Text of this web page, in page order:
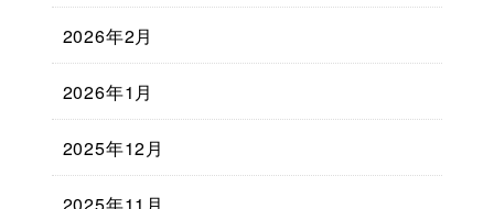
2026年2月
2026年1月
2025年12月
2025年11月